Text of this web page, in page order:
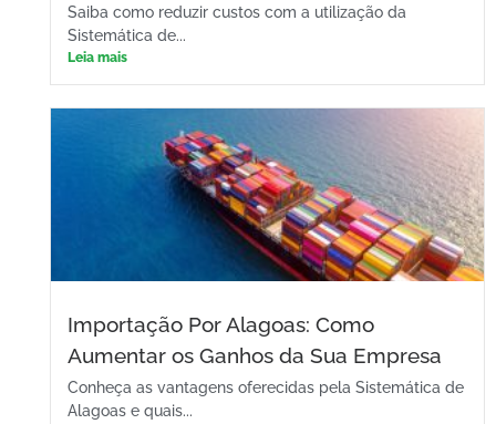
Saiba como reduzir custos com a utilização da
Sistemática de...
Leia mais
Importação Por Alagoas: Como
Aumentar os Ganhos da Sua Empresa
Conheça as vantagens oferecidas pela Sistemática de
Alagoas e quais...